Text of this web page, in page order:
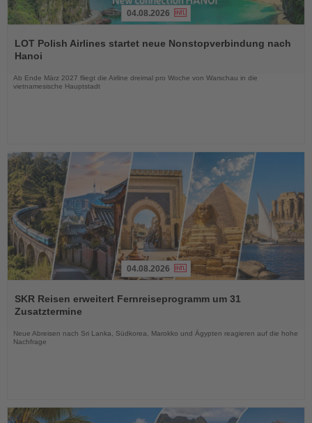
Sie
die
04.08.2026
LOT Polish Airlines startet neue Nonstopverbindung nach
Hanoi
Ab Ende März 2027 fliegt die Airline dreimal pro Woche von Warschau in die
vietnamesische Hauptstadt
Sie
die
04.08.2026
SKR Reisen erweitert Fernreiseprogramm um 31
Zusatztermine
Neue Abreisen nach Sri Lanka, Südkorea, Marokko und Ägypten reagieren auf die hohe
Nachfrage